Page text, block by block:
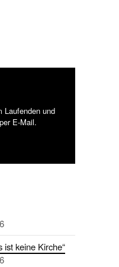
Laufenden und
E-Mail.
ist keine Kirche“